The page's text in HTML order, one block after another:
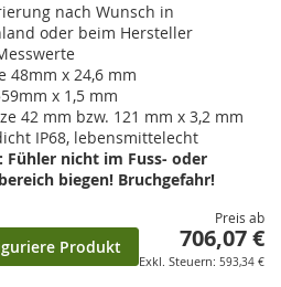
nach Wunsch in
oder beim Hersteller
48mm x 24,6 mm
x 1,5 mm
42 mm bzw. 121 mm x 3,2 mm
IP68, lebensmittelecht
Fühler nicht im Fuss- oder
biegen! Bruchgefahr!
Preis ab
706,07 €
593,34 €
Produkt